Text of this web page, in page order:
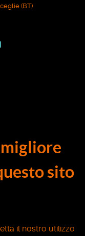
(BT)
sito
il nostro utilizzo